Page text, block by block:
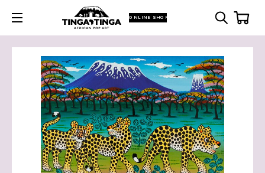
ONLINE SHOP